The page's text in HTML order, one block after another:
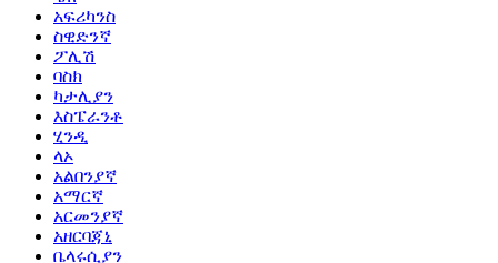
አፍሪካንስ
ስዊድንኛ
ፖሊሽ
ባስክ
ካታሊያን
እስፔራንቶ
ሂንዲ
ላኦ
አልበንያኛ
አማርኛ
አርመንያኛ
አዘርባጃኒ
ቤላሩሲያን